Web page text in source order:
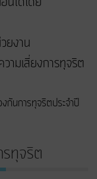
ยงาน
ามเสี่ยงการทุจริต
กันการทุจริตประจำปี
รทุจริต